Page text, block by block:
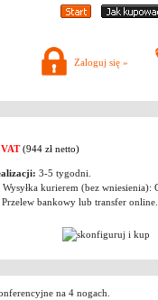
Zaloguj się »
VAT(944 zł netto)
3-5 tygodni.
Wysyłka kurierem (bez wniesienia):
Przelew bankowy lub transfer online.
na 4 nogach.